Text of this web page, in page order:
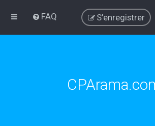
FAQ S’enregistrer